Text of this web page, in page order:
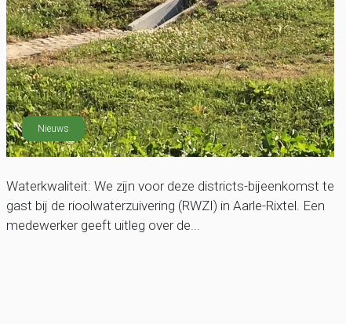
Nieuws
Waterkwaliteit: We zijn voor deze districts-bijeenkomst te
gast bij de rioolwaterzuivering (RWZI) in Aarle-Rixtel. Een
medewerker geeft uitleg over de...